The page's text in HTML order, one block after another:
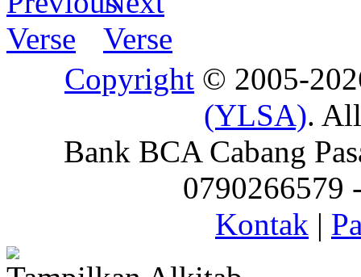
Copyright © 2005-
(YLSA).
Bank BCA Cabang
0790266579
Kontak |